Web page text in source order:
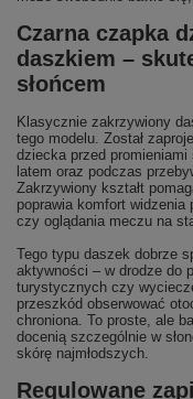
Czarna czapka
daszkiem –
słońcem
Klasycznie zakrzywiony
tego modelu. Został
dziecka przed
latem oraz podczas
Zakrzywiony kształt
poprawia komfort
czy oglądania meczu na
Tego typu daszek dobrze
aktywności – w drodze do
turystycznych czy
przeszkód obserwować
chroniona. To proste, ale
docenią szczególnie w
skórę najmłodszych.
Regulowane